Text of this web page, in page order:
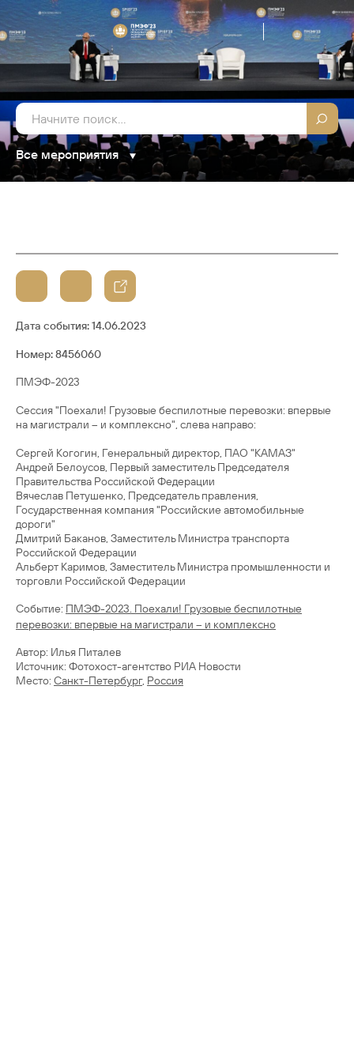
Все мероприятия
Дата события:14.06.2023
Номер: 8456060
ПМЭФ-2023
Сессия "Поехали! Грузовые беспилотные перевозки: впервые
на магистрали – и комплексно", слева направо:
Сергей Когогин, Генеральный директор, ПАО "КАМАЗ"
Андрей Белоусов, Первый заместитель Председателя
Правительства Российской Федерации
Вячеслав Петушенко, Председатель правления,
Государственная компания "Российские автомобильные
дороги"
Дмитрий Баканов, Заместитель Министра транспорта
Российской Федерации
Альберт Каримов, Заместитель Министра промышленности и
торговли Российской Федерации
Cобытие: ПМЭФ-2023. Поехали! Грузовые беспилотные
перевозки: впервые на магистрали – и комплексно
Автор: Илья Питалев
Источник: Фотохост-агентство РИА Новости
Место: Санкт-Петербург, Россия